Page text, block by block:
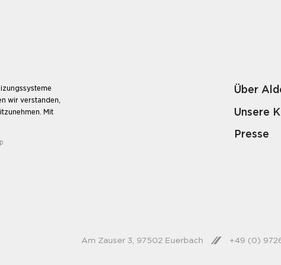
wir verstanden,
Mit
Über
Unsere
Presse
Am Zauser 3, 97502 Euerbach +49 (0)